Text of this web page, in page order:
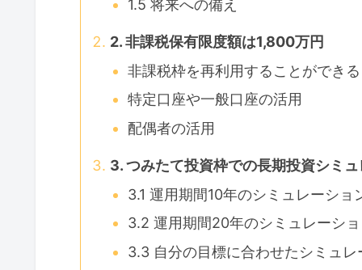
1.5 将来への備え
2. 非課税保有限度額は1,800万円
非課税枠を再利用することができる
特定口座や一般口座の活用
配偶者の活用
3. つみたて投資枠での長期投資シミ
3.1 運用期間10年のシミュレーショ
3.2 運用期間20年のシミュレーシ
3.3 自分の目標に合わせたシミュレ